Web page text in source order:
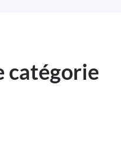
catégorie